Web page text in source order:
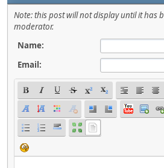
Note: this post will not display until it has
moderator.
Name:
Email: